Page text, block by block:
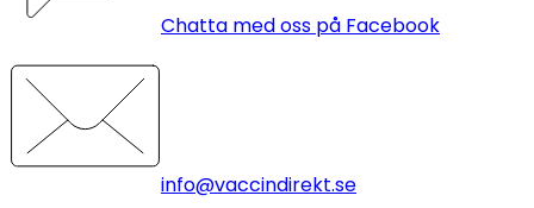
Chatta med oss på Facebook
info@vaccindirekt.se